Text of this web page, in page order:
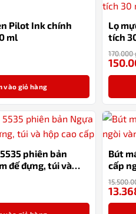
Pilot Ink chính
ml
vào giỏ hàng
Lọ
tích
170.000
phiên bản
đế đựng, túi và
Bút
cấp
hãng